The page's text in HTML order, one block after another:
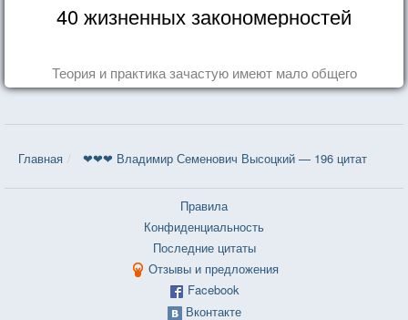
40 жизненных закономерностей
Теория и практика зачастую имеют мало общего
Главная ❤❤❤ Владимир Семенович Высоцкий — 196 цитат
Правила
Конфиденциальность
Последние цитаты
Отзывы и предложения
Facebook
Вконтакте